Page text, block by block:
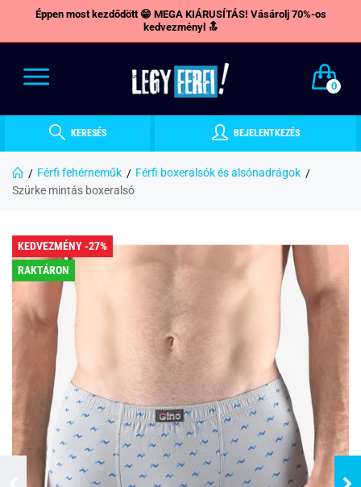
Éppen most kezdődött 😁 MEGA KIÁRUSÍTÁS! Vásárolj 70%-os
kedvezményl 🔝
0
KERESÉS BEJELENTKEZÉS
Férfi fehérneműk
Férfi boxeralsók és alsónadrágok
Szürke mintás boxeralsó
KEDVEZMÉNY -27%
RAKTÁRON